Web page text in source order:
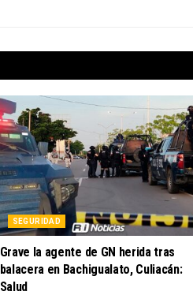
SEGURIDAD
Grave la agente de GN herida tras
balacera en Bachigualato, Culiacán:
Salud